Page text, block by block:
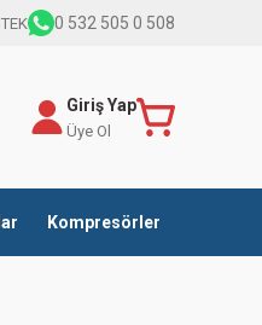
0 532 505 0 508
Giriş Yap
Üye Ol
Kompresörler